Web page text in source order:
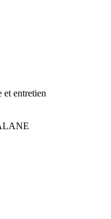
et entretien